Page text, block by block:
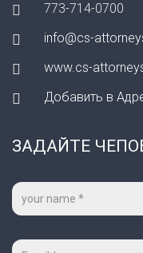
773-714-0700
info@cs-
www.cs-
Добавить в
ЗАДАЙТЕ
Ваше
имя
Ваш